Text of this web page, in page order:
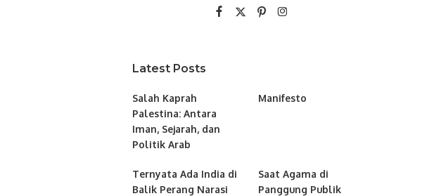
Latest Posts
Salah Kaprah
Palestina: Antara
Iman, Sejarah, dan
Politik Arab
Manifesto
Ternyata Ada India di
Balik Perang Narasi
Saat Agama di
Panggung Publik